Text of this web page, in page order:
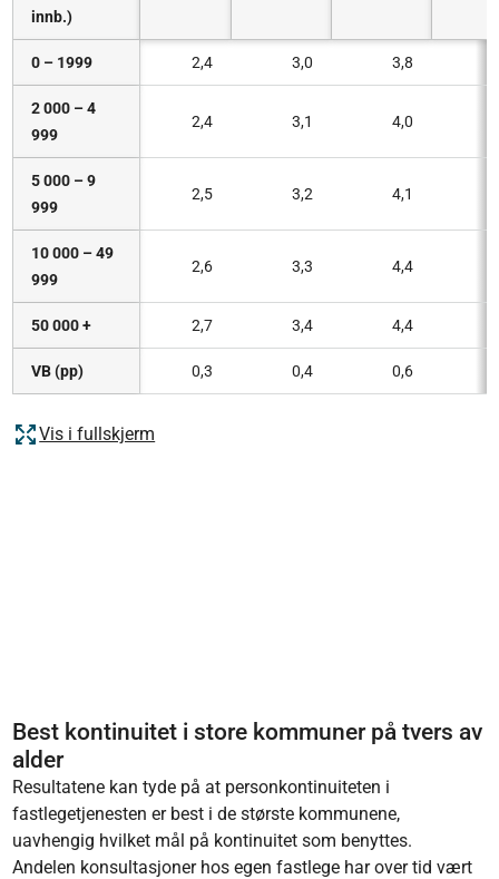
innb.)
0 – 1999 2,4 3,0 3,8
2 000 – 4
999
2,4 3,1 4,0
5 000 – 9
999
2,5 3,2 4,1
10 000 – 49
999
2,6 3,3 4,4
50 000 + 2,7 3,4 4,4
VB (pp) 0,3 0,4 0,6
Vis i fullskjerm
Best kontinuitet i store kommuner på tvers av
alder
Resultatene kan tyde på at personkontinuiteten i
fastlegetjenesten er best i de største kommunene,
uavhengig hvilket mål på kontinuitet som benyttes.
Andelen konsultasjoner hos egen fastlege har over tid vært